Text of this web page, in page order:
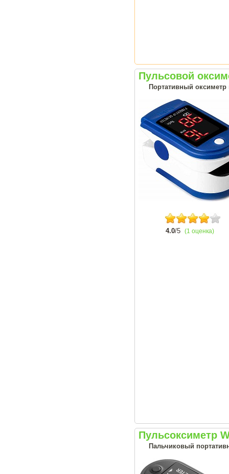
Пульсовой
Портативный оксиметр
4.0/5 (1 оценка)
Пульсоксиметр
Пальчиковый